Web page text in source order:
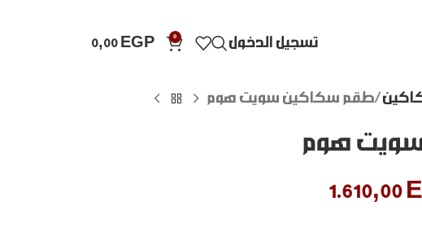
تسجيل الدخول 0
0,00 EGP
طقم سكاكين سويت هوم
هوم
1.610,00